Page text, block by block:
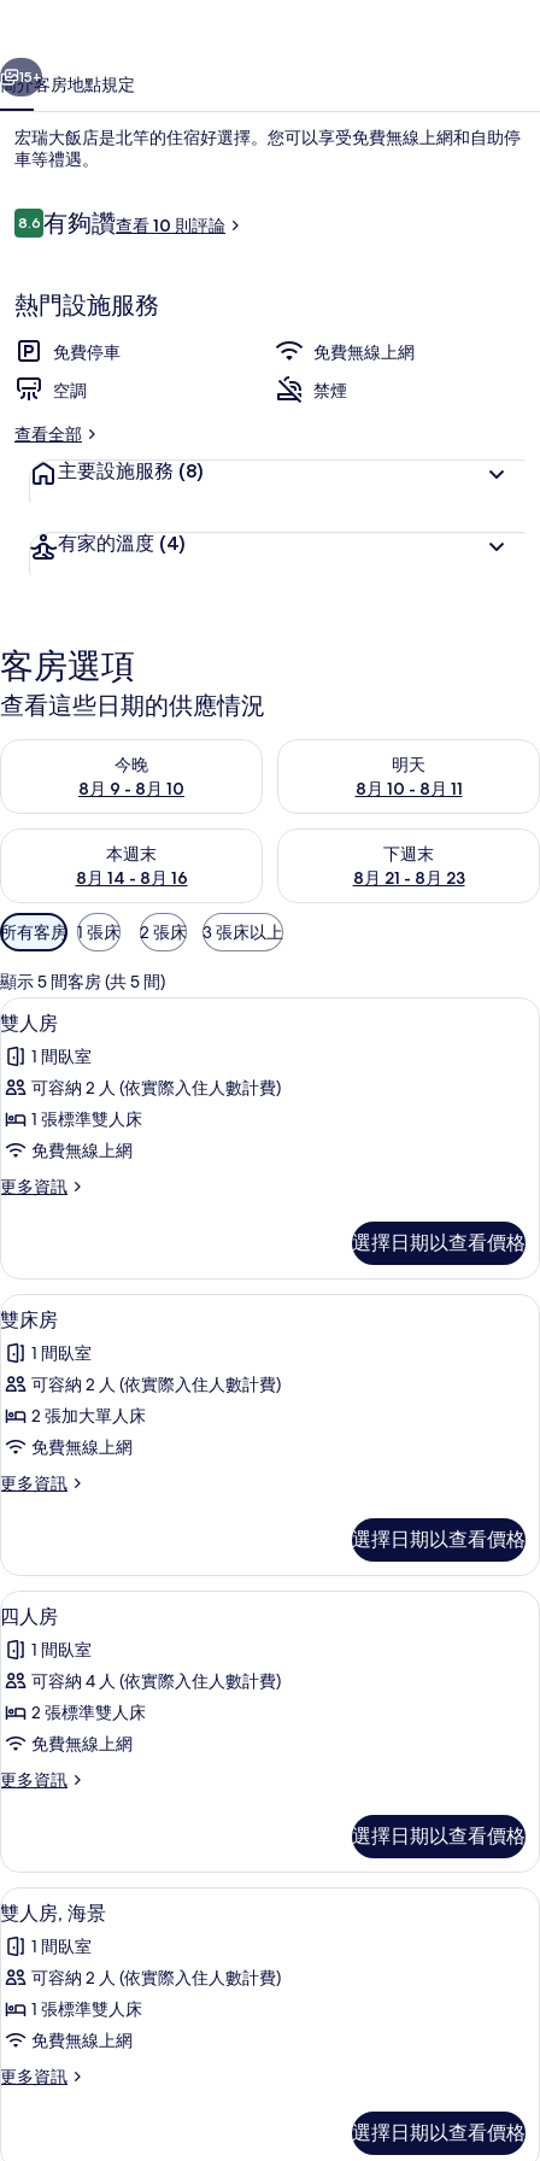
片
集
住宿內部
個 下一個
15+
簡介客房地點規定
宏瑞大飯店是北竿的住宿好選擇。您可以享受免費無線上網和自助停
車等禮遇。
評
論
8.68.6 分，滿分 10 分，
有夠讚查看 10 則評論
熱門設施服務
免費停車
免費無線上網
空調
禁煙
查看全部
主要設施服務 (8)
有家的溫度 (4)
客房選項
查看這些日期的供應情況
今晚
8月 9 - 8月 10
查看今晚 (8月 9 - 8月 10) 的供應情況
明天
8月 10 - 8月 11
查看明天 (8月 10 - 8月 11) 的
本週末
8月 14 - 8月 16
查看本週末 (8月 14 - 8月 16) 的供應情況
下週末
8月 21 - 8月 23
查看下週末 (8月 21 - 8月 23)
可
用
的
客
房
篩
選
條
所有客房 1 張床 2 張床 3 張床以上
顯示 5 間客房 (共 5 間)
顯
示
雙
人
房
所
相
片
3
雙人房
1 間臥室
可容納 2 人 (依實際入住人數計費)
1 張標準雙人床
免費無線上網
更多資訊
更
房
的
詳
選擇日期以查看價格
顯
示
雙
床
房
所
相
片
2
雙床房
1 間臥室
可容納 2 人 (依實際入住人數計費)
2 張加大單人床
免費無線上網
更多資訊
更
房
的
詳
選擇日期以查看價格
顯
示
四
人
房
所
相
片
4
四人房
1 間臥室
可容納 4 人 (依實際入住人數計費)
2 張標準雙人床
免費無線上網
更多資訊
更
房
的
詳
選擇日期以查看價格
顯
示
雙
人
房,
景
所
3
雙人房, 海景
1 間臥室
可容納 2 人 (依實際入住人數計費)
1 張標準雙人床
免費無線上網
更多資訊
更
選擇日期以查看價格